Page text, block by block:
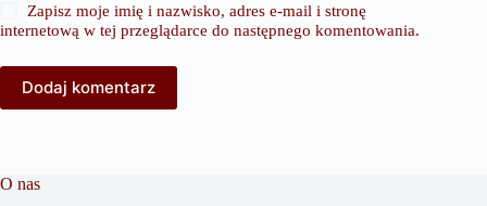
Zapisz moje imię i nazwisko, adres e-mail i stronę
internetową w tej przeglądarce do następnego komentowania.
Dodaj komentarz
O nas